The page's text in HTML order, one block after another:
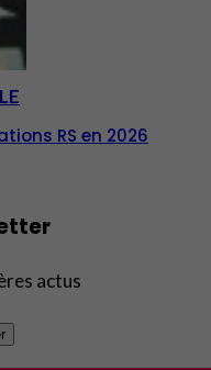
RS en 2026
actus